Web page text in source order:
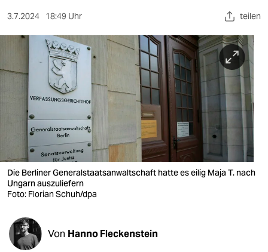
sport
berlin
nord
wahrheit
verlag
verlag
veranstaltungen
shop
fragen & hilfe
unterstützen
3.7.2024 18:49 Uhr teilen
Die Berliner Generalstaatsanwaltschaft hatte es eilig Maja T. nach
Ungarn auszuliefern
Foto: Florian Schuh/dpa
Von Hanno Fleckenstein